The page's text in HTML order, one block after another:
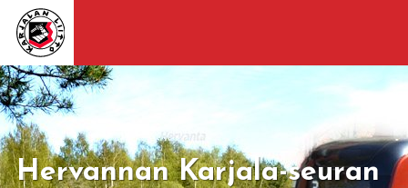
Hervannan Karjala-seuran